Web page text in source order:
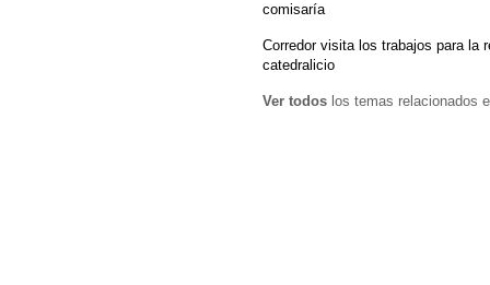
comisaría
Corredor visita los trabajos para la
catedralicio
Ver todos los temas relacionados